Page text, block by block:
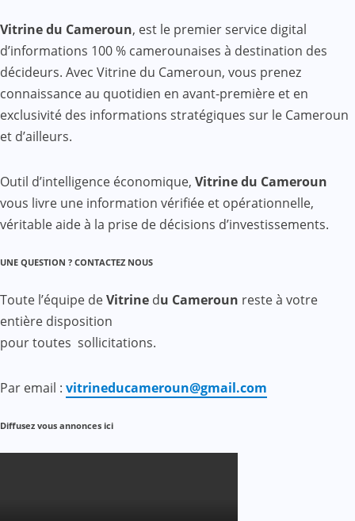
Vitrine du Cameroun, est le premier service digital
d’informations 100 % camerounaises à destination des
décideurs. Avec Vitrine du Cameroun, vous prenez
connaissance au quotidien en avant-première et en
exclusivité des informations stratégiques sur le Cameroun
et d’ailleurs.
Outil d’intelligence économique, Vitrine du Cameroun
vous livre une information vérifiée et opérationnelle,
véritable aide à la prise de décisions d’investissements.
UNE QUESTION ? CONTACTEZ NOUS
Toute l’équipe deVitrine du Cameroun reste à votre
entière disposition
pour toutes sollicitations.
Par email : vitrineducameroun@gmail.com
Diffusez vous annonces ici